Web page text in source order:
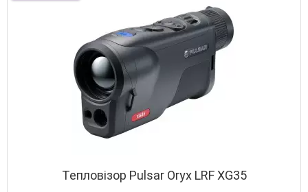
Тепловізор Pulsar Oryx LRF XG35